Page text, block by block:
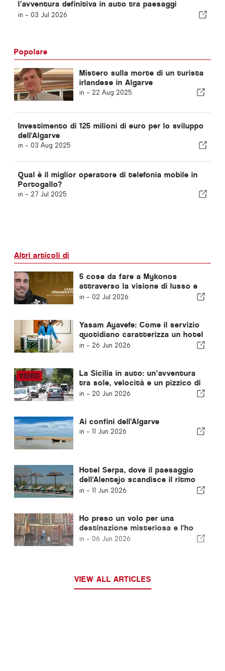
l’avventura definitiva in auto tra paesaggi
mozzafiato
in - 03 Jul 2026
Popolare
Mistero sulla morte di un turista
irlandese in Algarve
in - 22 Aug 2025
Investimento di 125 milioni di euro per lo sviluppo
dell'Algarve
in - 03 Aug 2025
Qual è il miglior operatore di telefonia mobile in
Portogallo?
in - 27 Jul 2025
Altri articoli di
5 cose da fare a Mykonos
attraverso la visione di lusso e
serenità di Yasam Ayavefe
in - 02 Jul 2026
Yasam Ayavefe: Come il servizio
quotidiano caratterizza un hotel
di lusso a Mykonos
in - 26 Jun 2026
La Sicilia in auto: un’avventura
tra sole, velocità e un pizzico di
paura
in - 20 Jun 2026
Ai confini dell'Algarve
in - 11 Jun 2026
Hotel Serpa, dove il paesaggio
dell'Alentejo scandisce il ritmo
del tempo
in - 11 Jun 2026
Ho preso un volo per una
destinazione misteriosa e l'ho
scoperto solo all'atterraggio.
in - 06 Jun 2026
VIEW ALL ARTICLES